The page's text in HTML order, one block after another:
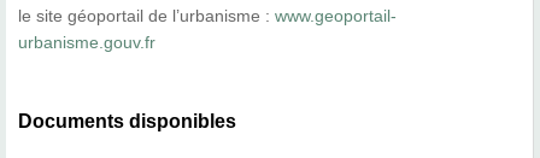
le site géoportail de l’urbanisme : www.geoportail-
urbanisme.gouv.fr
Documents disponibles